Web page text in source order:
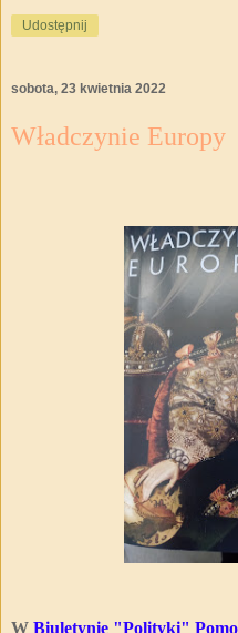
Udostępnij
sobota, 23 kwietnia 2022
Władczynie Europy
W Biuletynie "Polityki"